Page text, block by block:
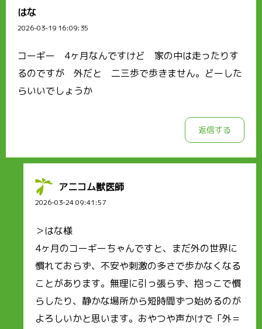
はな
2026-03-19 16:09:35
コーギー 4ヶ月なんですけど 家の中は走ったりす
るのですが 外だと 二三歩で歩きません。どーした
らいいでしょうか
返信する
アニコム獣医師
2026-03-24 09:41:57
＞はな様
4ヶ月のコーギーちゃんですと、まだ外の世界に
慣れておらず、不安や刺激の多さで歩かなくなる
ことがあります。無理に引っ張らず、抱っこで慣
らしたり、静かな場所から短時間ずつ始めるのが
よろしいかと思います。おやつや声かけで「外＝